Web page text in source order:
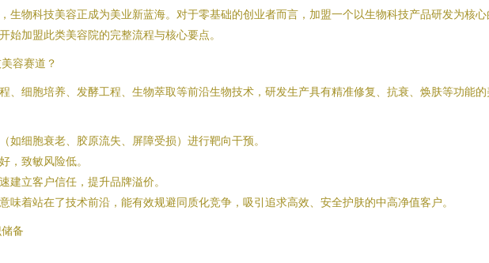
生物科技美容正成为美业新蓝海。对于零基础的创业者而言，加盟一个以生物科技产品研发为核
始加盟此类美容院的完整流程与核心要点。
容赛道？
、细胞培养、发酵工程、生物萃取等前沿生物技术，研发生产具有精准修复、抗衰、焕肤等功能
如细胞衰老、胶原流失、屏障受损）进行靶向干预。
，致敏风险低。
建立客户信任，提升品牌溢价。
味着站在了技术前沿，能有效规避同质化竞争，吸引追求高效、安全护肤的中高净值客户。
备